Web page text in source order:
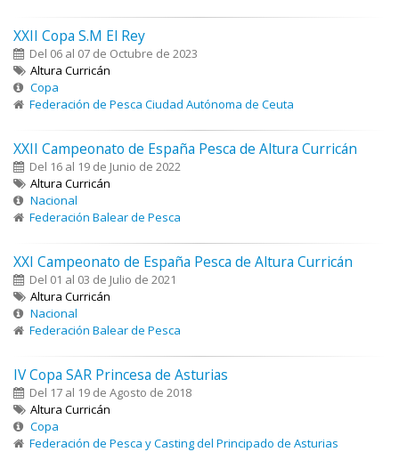
XXII Copa S.M El Rey
Del 06 al 07 de Octubre de 2023
Altura Curricán
Copa
Federación de Pesca Ciudad Autónoma de Ceuta
XXII Campeonato de España Pesca de Altura Curricán
Del 16 al 19 de Junio de 2022
Altura Curricán
Nacional
Federación Balear de Pesca
XXI Campeonato de España Pesca de Altura Curricán
Del 01 al 03 de Julio de 2021
Altura Curricán
Nacional
Federación Balear de Pesca
IV Copa SAR Princesa de Asturias
Del 17 al 19 de Agosto de 2018
Altura Curricán
Copa
Federación de Pesca y Casting del Principado de Asturias